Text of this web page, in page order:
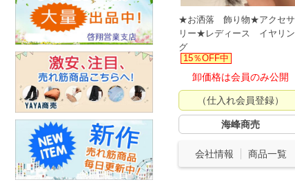
★お洒落 飾り物★アクセサ
リー★レディース イヤリン
グ
15％OFF中
卸価格は会員のみ公開
（仕入れ会員登録）
海峰商売
会社情報 商品一覧